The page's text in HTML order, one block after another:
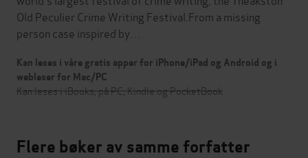
Old Peculier Crime Writing Festival.From a missing
person case inspired by…
Kan leses i våre gratis apper for iPhone/iPad og Android og i
webleser for Mac/PC
Kan leses i iBooks, på PC, Kindle og PocketBook
Flere bøker av samme forfatter